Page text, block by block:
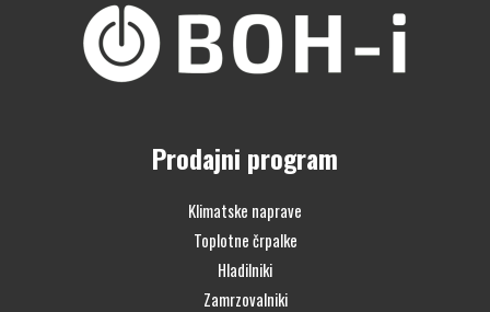
Prodajni program
Klimatske naprave
Toplotne črpalke
Hladilniki
Zamrzovalniki